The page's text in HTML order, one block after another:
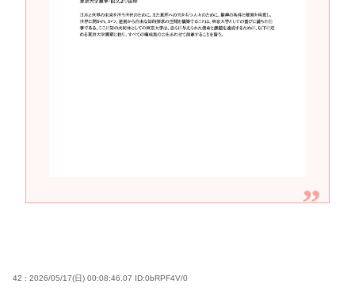
42 : 2026/05/17(日) 00:08:46.07 ID:0bRPF4V/0